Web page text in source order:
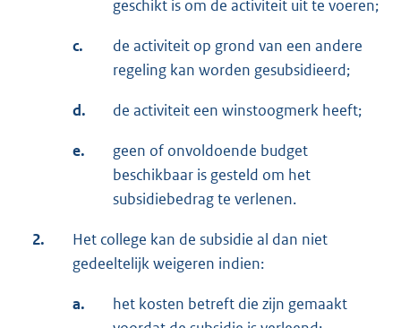
geschikt is om de activiteit uit te voeren;
c.
de activiteit op grond van een andere
regeling kan worden gesubsidieerd;
d. de activiteit een winstoogmerk heeft;
e.
geen of onvoldoende budget
beschikbaar is gesteld om het
subsidiebedrag te verlenen.
2.
Het college kan de subsidie al dan niet
gedeeltelijk weigeren indien:
a.
het kosten betreft die zijn gemaakt